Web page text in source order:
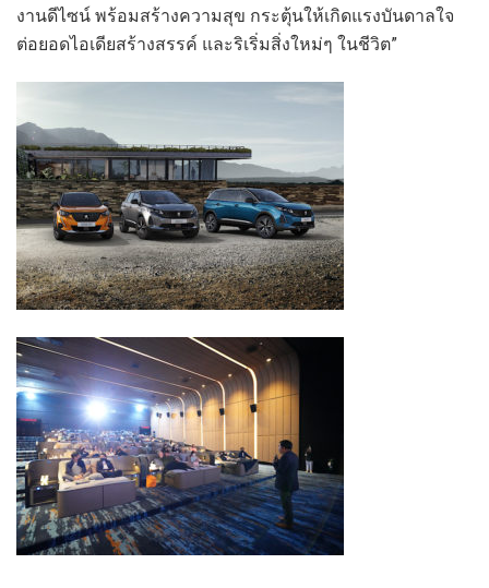
งานดีไซน์ พร้อมสร้างความสุข กระตุ้นให้เกิดแรงบันดาลใจ
ต่อยอดไอเดียสร้างสรรค์ และริเริ่มสิ่งใหม่ๆ ในชีวิต”